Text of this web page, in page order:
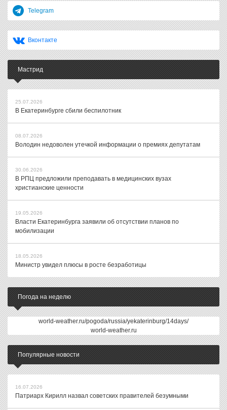
Telegram
Вконтакте
Мастрид
25.07.2026
В Екатеринбурге сбили беспилотник
08.07.2026
Володин недоволен утечкой информации о премиях депутатам
30.06.2026
В РПЦ предложили преподавать в медицинских вузах
христианские ценности
19.05.2026
Власти Екатеринбурга заявили об отсутствии планов по
мобилизации
18.05.2026
Министр увидел плюсы в росте безработицы
Погода на неделю
world-weather.ru/pogoda/russia/yekaterinburg/14days/
world-weather.ru
Популярные новости
16.07.2026
Патриарх Кирилл назвал советских правителей безумными